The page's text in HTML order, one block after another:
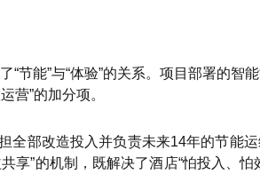
能”与“体验”的关系。项目部署的智
营”的加分项。
部改造投入并负责未来14年的节能
”的机制，既解决了酒店“怕投入、